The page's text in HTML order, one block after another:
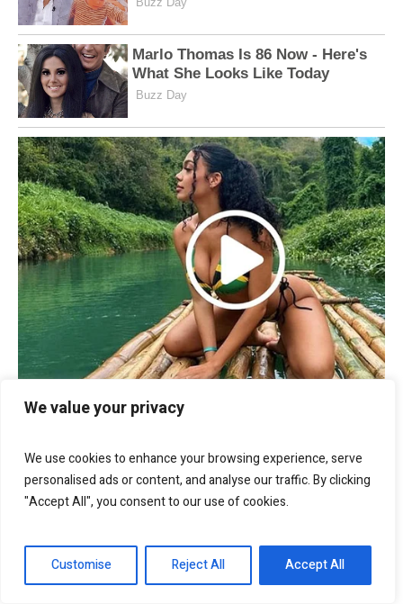
We value your privacy
We use cookies to enhance your browsing experience, serve
personalised ads or content, and analyse our traffic. By clicking
"Accept All", you consent to our use of cookies.
Customise Reject All Accept All